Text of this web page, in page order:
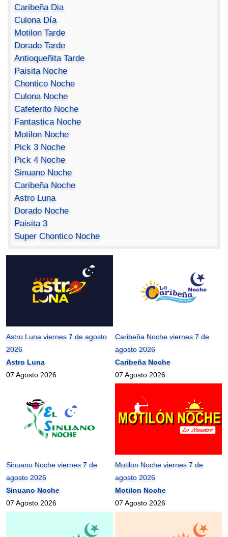
Caribeña Dia
Culona Día
Motilon Tarde
Dorado Tarde
Antioqueñita Tarde
Paisita Noche
Chontico Noche
Culona Noche
Cafeterito Noche
Fantastica Noche
Motilon Noche
Pick 3 Noche
Pick 4 Noche
Sinuano Noche
Caribeña Noche
Astro Luna
Dorado Noche
Paisita 3
Super Chontico Noche
Astro Luna viernes 7 de agosto
2026
Astro Luna
07 Agosto 2026
Caribeña Noche viernes 7 de
agosto 2026
Caribeña Noche
07 Agosto 2026
Sinuano Noche viernes 7 de
agosto 2026
Sinuano Noche
07 Agosto 2026
Motilon Noche viernes 7 de
agosto 2026
Motilon Noche
07 Agosto 2026